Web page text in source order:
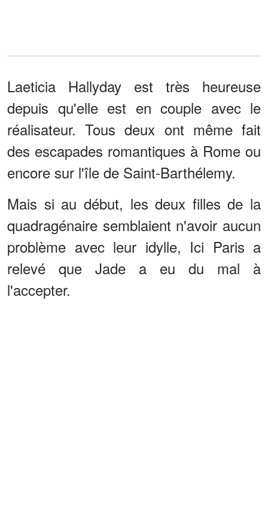
Laeticia Hallyday est très heureuse
depuis qu'elle est en couple avec le
réalisateur. Tous deux ont même fait
des escapades romantiques à Rome ou
encore sur l'île de Saint-Barthélemy.
Mais si au début, les deux filles de la
quadragénaire semblaient n'avoir aucun
problème avec leur idylle, Ici Paris a
relevé que Jade a eu du mal à
l'accepter.